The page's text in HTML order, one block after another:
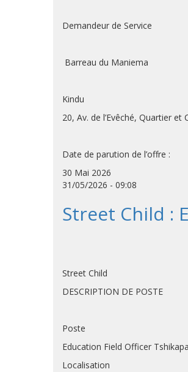
Demandeur de Service
Barreau du Maniema
Kindu
20, Av. de l’Evêché, Quartier
Date de parution de l’offre :
30 Mai 2026
31/05/2026 - 09:08
Street Child :
Street Child
DESCRIPTION DE POSTE
Poste
Education Field Officer Tshikapa
Localisation